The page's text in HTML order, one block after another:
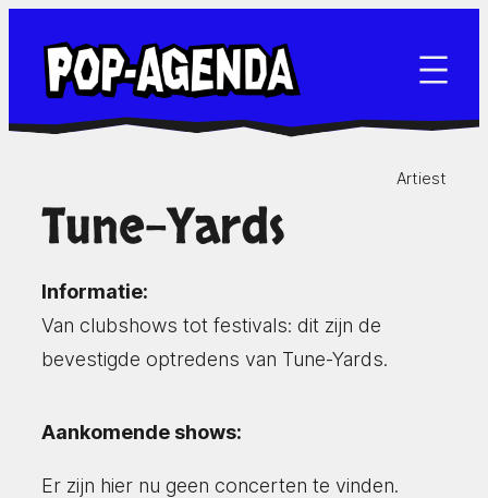
naar
inhoud
Artiest
Tune-Yards
Informatie:
Van clubshows tot festivals: dit zijn de
bevestigde optredens van Tune-Yards.
Aankomende shows:
Er zijn hier nu geen concerten te vinden.